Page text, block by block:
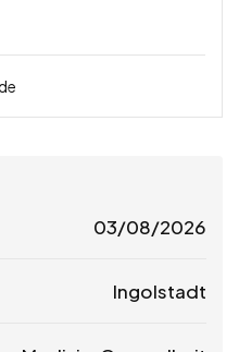
03/08/2026
Ingolstadt